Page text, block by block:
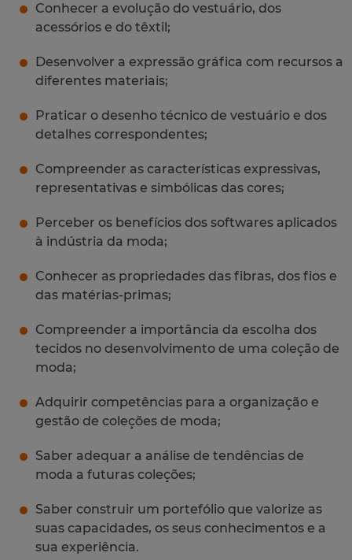
Conhecer a evolução do vestuário, dos
acessórios e do têxtil;
Desenvolver a expressão gráfica com recursos a
diferentes materiais;
Praticar o desenho técnico de vestuário e dos
detalhes correspondentes;
Compreender as características expressivas,
representativas e simbólicas das cores;
Perceber os benefícios dos softwares aplicados
à indústria da moda;
Conhecer as propriedades das fibras, dos fios e
das matérias-primas;
Compreender a importância da escolha dos
tecidos no desenvolvimento de uma coleção de
moda;
Adquirir competências para a organização e
gestão de coleções de moda;
Saber adequar a análise de tendências de
moda a futuras coleções;
Saber construir um portefólio que valorize as
suas capacidades, os seus conhecimentos e a
sua experiência.